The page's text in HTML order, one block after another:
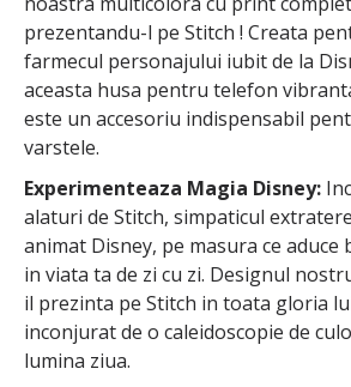
prezentandu-l pe Stitch ! Creata
farmecul personajului iubit de la
aceasta husa pentru telefon
este un accesoriu indispensabil
varstele.
Experimenteaza Magia Disney:
alaturi de Stitch, simpaticul
animat Disney, pe masura ce aduce
in viata ta de zi cu zi. Designul
il prezinta pe Stitch in toata gloria
inconjurat de o caleidoscopie de
lumina ziua.